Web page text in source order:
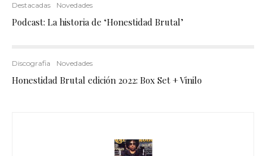
Destacadas Novedades
Podcast: La historia de ‘Honestidad Brutal’
Discografia Novedades
Honestidad Brutal edición 2022: Box Set + Vinilo